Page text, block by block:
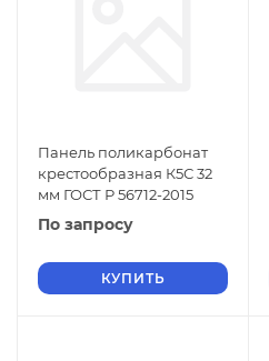
Панель поликарбонат
крестообразная К5С 32
мм ГОСТ Р 56712-2015
По запросу
КУПИТЬ